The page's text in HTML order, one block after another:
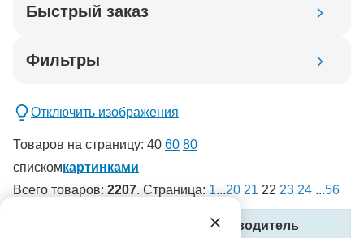
Быстрый заказ
Фильтры
Отключить изображения
Товаров на страницу: 40 60 80
спискомкартинками
Всего товаров: 2207. Страница: 1...20 21 22 23 24 ...56
Производитель